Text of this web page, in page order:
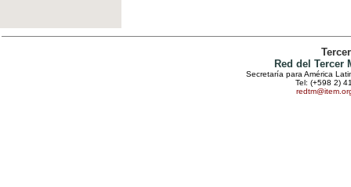
Red del
Secretaría para América
Tel: (+598 2)